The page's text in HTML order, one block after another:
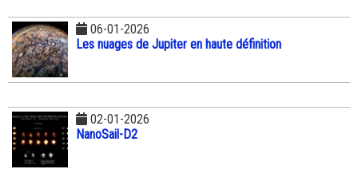
06-01-2026
Les nuages de Jupiter en haute définition
02-01-2026
NanoSail-D2